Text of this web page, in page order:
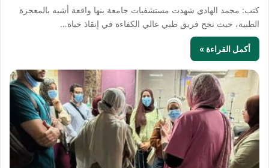
كتب: محمد الهادي شهدت مستشفيات جامعة بنها واقعة أشبه بالمعجزة
الطبية، حيث نجح فريق طبي عالي الكفاءة في إنقاذ حياة…
أكمل القراءة »